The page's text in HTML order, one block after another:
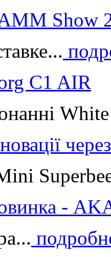
Show
C1 AIR
-